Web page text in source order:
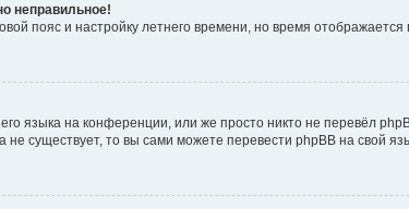
неправильное!
пояс и настройку летнего времени, но время
языка на конференции, или же просто никто не перевёл
не существует, то вы сами можете перевести phpBB на